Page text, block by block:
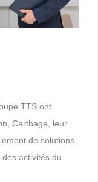
TTS ont
Carthage, leur
de solutions
activités du